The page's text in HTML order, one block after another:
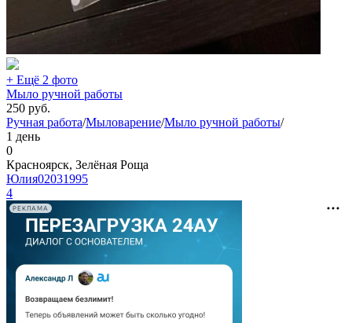
+ Ещё 2 фото
Мыло ручной работы
250 руб.
Ручная работа/Мыловарение/Мыло ручной работы/
1 день
0
Красноярск, Зелёная Роща
Юлия02031995
4
РЕКЛАМА